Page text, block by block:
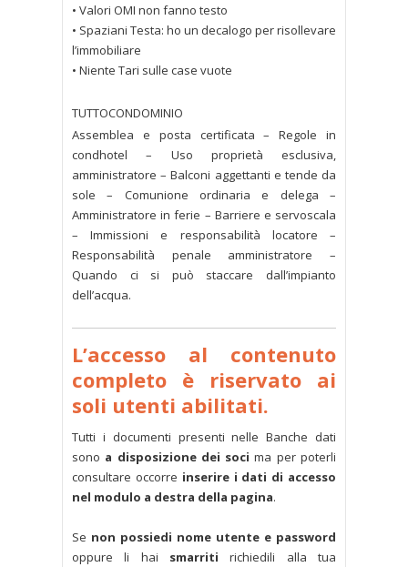
• Valori OMI non fanno testo
• Spaziani Testa: ho un decalogo per risollevare
l’immobiliare
• Niente Tari sulle case vuote
TUTTOCONDOMINIO
Assemblea e posta certificata – Regole in
condhotel – Uso proprietà esclusiva,
amministratore – Balconi aggettanti e tende da
sole – Comunione ordinaria e delega –
Amministratore in ferie – Barriere e servoscala
– Immissioni e responsabilità locatore –
Responsabilità penale amministratore –
Quando ci si può staccare dall’impianto
dell’acqua.
L’accesso al contenuto
completo è riservato ai
soli utenti abilitati.
Tutti i documenti presenti nelle Banche dati
sono a disposizione dei soci ma per poterli
consultare occorre inserire i dati di accesso
nel modulo a destra della pagina.
Se non possiedi nome utente e password
oppure li hai smarriti richiedili alla tua